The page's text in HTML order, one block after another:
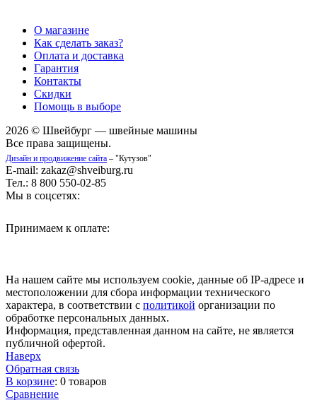
О магазине
Как сделать заказ?
Оплата и доставка
Гарантия
Контакты
Скидки
Помощь в выборе
2026 © Швейбург — швейные машины
Все права защищены.
Дизайн и продвижение сайта – "Кутузов"
E-mail: zakaz@shveiburg.ru
Тел.: 8 800 550-02-85
Мы в соцсетях:
Принимаем к оплате:
На нашем сайте мы используем cookie, данные об IP-адресе и
местоположении для сбора информации технического
характера, в соответствии с политикой организации по
обработке персональных данных.
Информация, представленная данном на сайте, не является
публичной офертой.
Наверх
Обратная связь
В корзине: 0 товаров
Сравнение